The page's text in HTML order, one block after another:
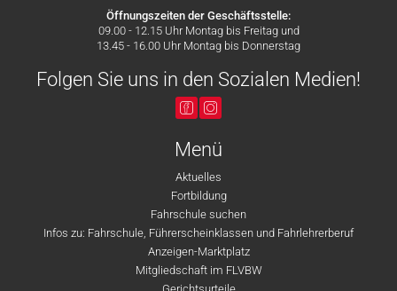
Öffnungszeiten der Geschäftsstelle:
09.00 - 12.15 Uhr Montag bis Freitag und
13.45 - 16.00 Uhr Montag bis Donnerstag
Folgen Sie uns in den Sozialen Medien!
Menü
Aktuelles
Fortbildung
Fahrschule suchen
Infos zu: Fahrschule, Führerscheinklassen und Fahrlehrerberuf
Anzeigen-Marktplatz
Mitgliedschaft im FLVBW